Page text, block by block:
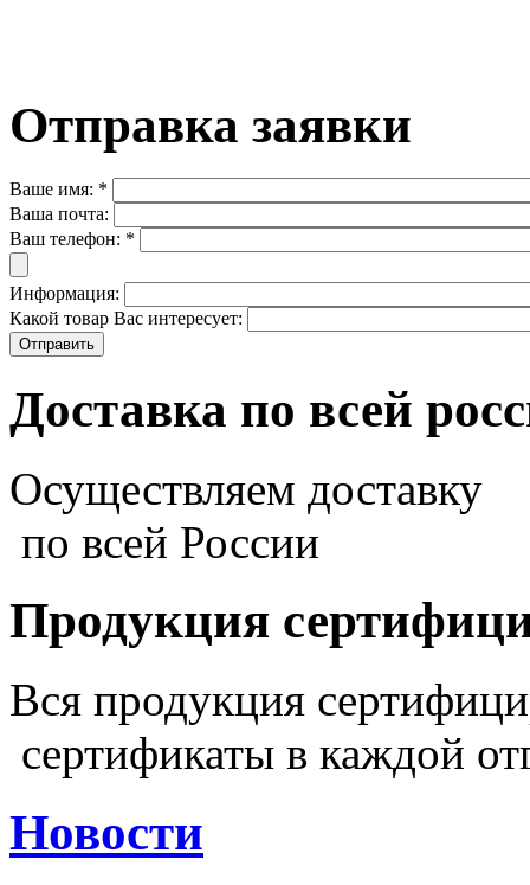
Отправка заявки
Ваше имя: *
Ваша почта:
Ваш телефон: *
Информация:
Какой товар Вас интересует:
Доставка по всей
Осуществляем доставку
по всей России
Продукция
Вся продукция
сертификаты в каждой
Новости